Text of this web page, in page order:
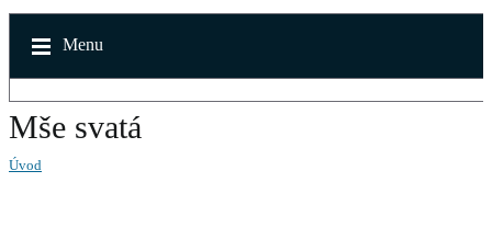
Menu
Mše svatá
Úvod